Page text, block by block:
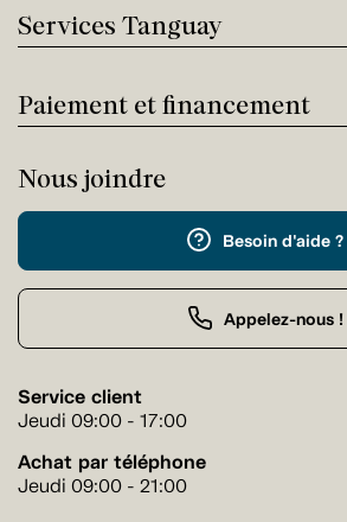
Services Tanguay
Paiement et financement
Nous joindre
Besoin d'aide ?
Appelez-nous !
Service client
Jeudi 09:00 - 17:00
Achat par téléphone
Jeudi 09:00 - 21:00